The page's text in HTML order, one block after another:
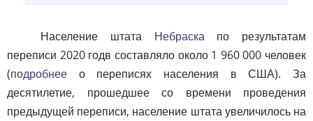
Население штата Небраскапо результатам
переписи 2020 годв составляло около 1 960 000 человек
(подробнее о переписях населения в США). За
десятилетие, прошедшее со времени проведения
предыдущей переписи, население штата увеличилось на